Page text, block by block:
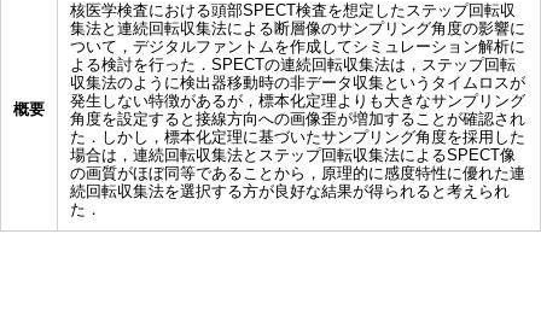
概要
核医学検査における頭部SPECT検査を想定したステップ回転収
集法と連続回転収集法による断層像のサンプリング角度の影響に
ついて，デジタルファントムを作成してシミュレーション解析に
よる検討を行った．SPECTの連続回転収集法は，ステップ回転
収集法のように検出器移動時の非データ収集というタイムロスが
発生しない特徴があるが，標本化定理よりも大きなサンプリング
角度を設定すると接線方向への画像歪が増加することが確認され
た．しかし，標本化定理に基づいたサンプリング角度を採用した
場合は，連続回転収集法とステップ回転収集法によるSPECT像
の画質がほぼ同等であることから，原理的に感度特性に優れた連
続回転収集法を選択する方が良好な結果が得られると考えられ
た．